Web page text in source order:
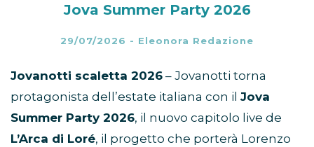
Jova Summer Party 2026
29/07/2026 - Eleonora Redazione
Jovanotti scaletta 2026 – Jovanotti torna
protagonista dell’estate italiana con il Jova
Summer Party 2026, il nuovo capitolo live de
L’Arca di Loré, il progetto che porterà Lorenzo